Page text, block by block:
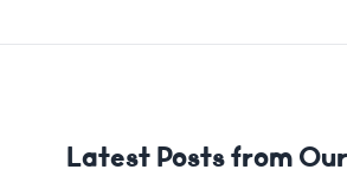
Latest Posts from